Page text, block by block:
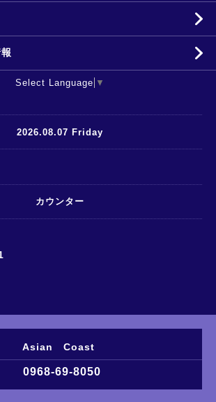
Select Language ▼
2026.08.07 Friday
カウンター
Asian Coast
0968-69-8050